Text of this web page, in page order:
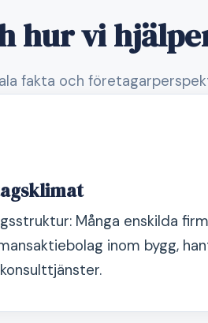
hur vi
fakta och
Många enskilda
inom bygg,